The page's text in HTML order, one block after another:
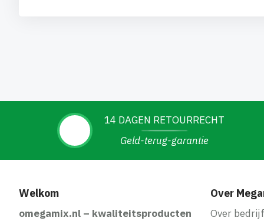
14 DAGEN RETOURRECHT
Geld-terug-garantie
Welkom
omegamix.nl – kwaliteitsproducten
Over
Over bedrijf